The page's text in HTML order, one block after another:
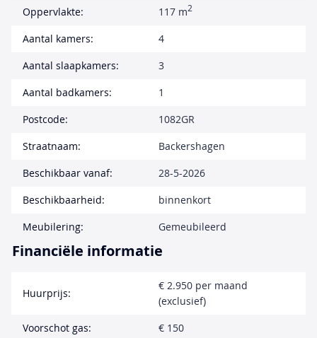
Oppervlakte:
117 m2
Aantal kamers:
4
Aantal slaapkamers:
3
Aantal badkamers:
1
Postcode:
1082GR
Straatnaam:
Backershagen
Beschikbaar vanaf:
28-5-2026
Beschikbaarheid:
binnenkort
Meubilering:
Gemeubileerd
Financiële informatie
Huurprijs:
€ 2.950 per maand
(exclusief)
Voorschot gas:
€ 150